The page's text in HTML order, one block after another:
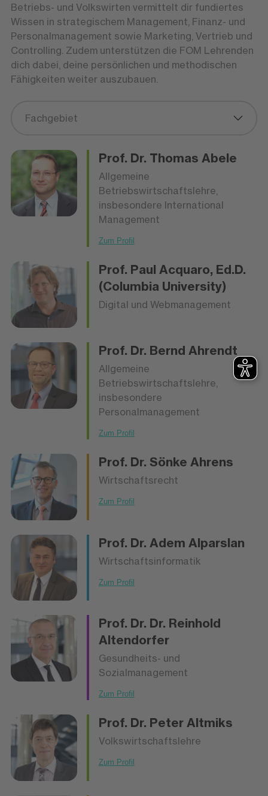
Betriebs- und Volkswirten vermittelt dir fundiertes
Wissen in strategischem Management, Finanz- und
Personalmanagement sowie Marketing, Vertrieb und
Controlling. Zudem unterstützen die FOM Lehrenden
dich dabei, deine persönlichen und methodischen
Fähigkeiten weiter auszubauen.
Fachgebiet
Prof. Dr. Thomas Abele
Allgemeine
Betriebswirtschaftslehre,
insbesondere International
Management
Zum Profil
Prof. Paul Acquaro, Ed.D.
(Columbia University)
Digital und Webmanagement
Prof. Dr. Bernd Ahrendt
Allgemeine
Betriebswirtschaftslehre,
insbesondere
Personalmanagement
Zum Profil
Prof. Dr. Sönke Ahrens
Wirtschaftsrecht
Zum Profil
Prof. Dr. Adem Alparslan
Wirtschaftsinformatik
Zum Profil
Prof. Dr. Dr. Reinhold
Altendorfer
Gesundheits- und
Sozialmanagement
Zum Profil
Prof. Dr. Peter Altmiks
Volkswirtschaftslehre
Zum Profil